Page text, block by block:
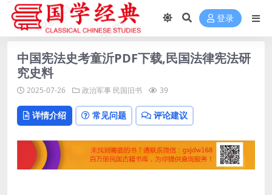
登录
中国宪法史考童沂PDF下载,民国法律宪法研
究史料
2025-07-26 政治军事 民国旧书 39
详情介绍 常见问题 评论建议